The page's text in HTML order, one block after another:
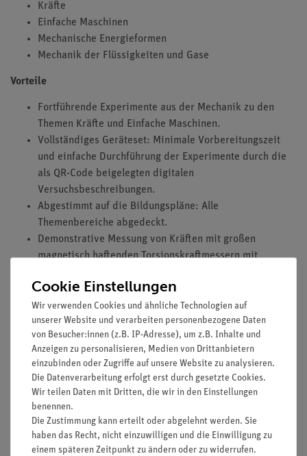
Kräfte
Einfache Maschinen
Mechanische Energieformen
Mechanik der Flüssigkeiten und Gase
Vorteile
Fortführende Experimente aus der Mechanik zu den
Themen Kräfte und Einfache Maschinen.
Vollständiges Geräteset: Minimale Vorbereitungszeit
und einfache Durchführung der Experimente durch die
als QR-Code beigelegten digitalen
Versuchsbeschreibungen.
Abgestimmt auf die Bildungspläne: Alle
Themenbereiche abgedeckt.
Demonstrative Messung von Kräften mit großen
magnetisch haftenden Torsionskraftmessern mit
zwei Messbereiche.
Einfaches Lehren durch Einsatz der Demo-Tafel Physik
und magnetisch haftende Komponenten.
Farbige Pfeile unterstützen die Beobachtungen und
Erklärungen.
Sichere Halterung durch Magnete mit einer Haftkraft
von mindestens 10 N.
Das Geräteset besteht aus einem Aufbewahrungskoffer und
Cookie Einstellungen
Wir verwenden Cookies und ähnliche Technologien auf
unserer Website und verarbeiten personenbezogene Daten
von Besucher:innen (z.B. IP-Adresse), um z.B. Inhalte und
Anzeigen zu personalisieren, Medien von Drittanbietern
einzubinden oder Zugriffe auf unsere Website zu analysieren.
Die Datenverarbeitung erfolgt erst durch gesetzte Cookies.
Wir teilen Daten mit Dritten, die wir in den Einstellungen
benennen.
Die Zustimmung kann erteilt oder abgelehnt werden. Sie
haben das Recht, nicht einzuwilligen und die Einwilligung zu
einem späteren Zeitpunkt zu ändern oder zu widerrufen.